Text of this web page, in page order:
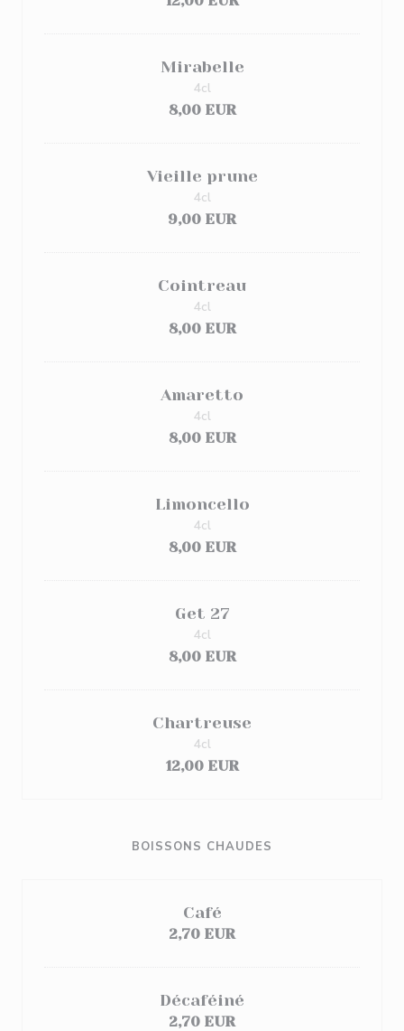
Mirabelle
8,00 EUR
4cl
Vieille prune
9,00 EUR
4cl
Cointreau
8,00 EUR
4cl
Amaretto
8,00 EUR
4cl
Limoncello
8,00 EUR
4cl
Get 27
8,00 EUR
4cl
Chartreuse
12,00 EUR
4cl
BOISSONS CHAUDES
Café
2,70 EUR
Décaféiné
2,70 EUR